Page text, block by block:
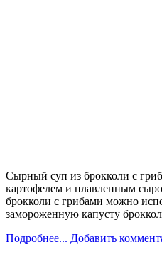
Сырный суп из брокколи с
картофелем и плавленным
брокколи с грибами можно
замороженную капусту
Подробнее... Добавить